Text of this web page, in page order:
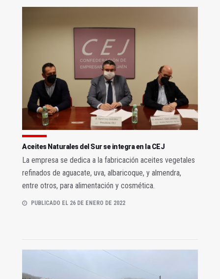
Aceites Naturales del Sur se integra en la CEJ
La empresa se dedica a la fabricación aceites vegetales
refinados de aguacate, uva, albaricoque, y almendra,
entre otros, para alimentación y cosmética.
PUBLICADO EL 26 DE ENERO DE 2022